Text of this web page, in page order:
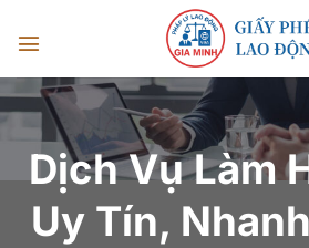
đến
nội
dung
Dịch Vụ Làm
Uy Tín,